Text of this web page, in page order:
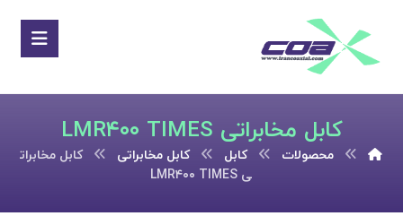
کابل مخابراتی LMR۴۰۰ TIMES
محصولات کابل کابل مخابراتی
کابل مخابرات
ی LMR۴۰۰ TIMES